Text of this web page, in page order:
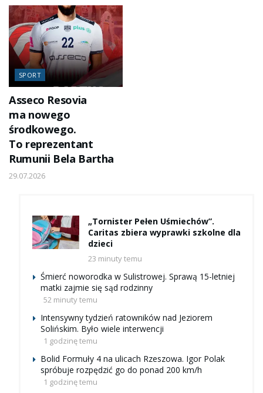
SPORT
Asseco Resovia
ma nowego
środkowego.
To reprezentant
Rumunii Bela Bartha
29.07.2026
„Tornister Pełen Uśmiechów”.
Caritas zbiera wyprawki szkolne dla
dzieci
23 minuty temu
Śmierć noworodka w Sulistrowej. Sprawą 15-letniej
matki zajmie się sąd rodzinny
52 minuty temu
Intensywny tydzień ratowników nad Jeziorem
Solińskim. Było wiele interwencji
1 godzinę temu
Bolid Formuły 4 na ulicach Rzeszowa. Igor Polak
spróbuje rozpędzić go do ponad 200 km/h
1 godzinę temu